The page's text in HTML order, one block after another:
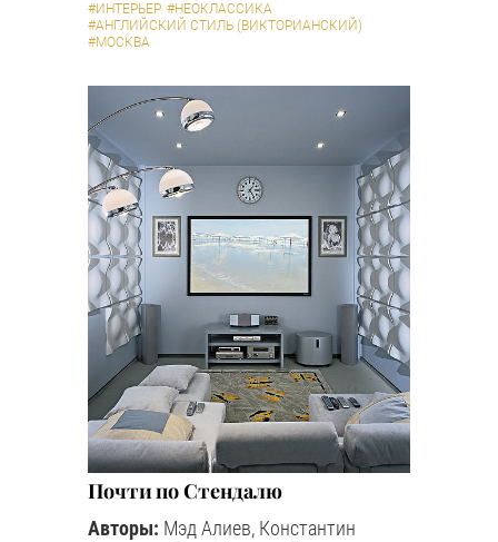
#ИНТЕРЬЕР #НЕОКЛАССИКА
#АНГЛИЙСКИЙ СТИЛЬ (ВИКТОРИАНСКИЙ)
#МОСКВА
Почти по Стендалю
Авторы: Мэд Алиев, Константин